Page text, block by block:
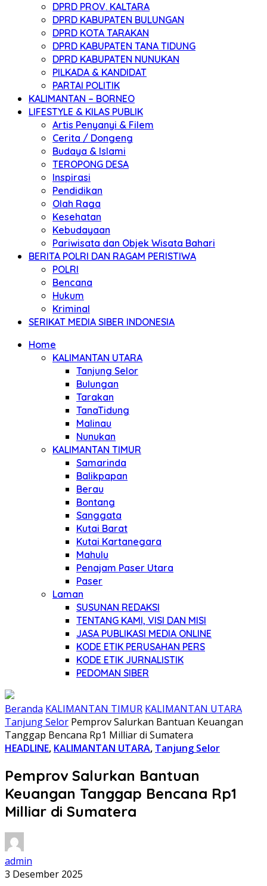
DPRD PROV. KALTARA
DPRD KABUPATEN BULUNGAN
DPRD KOTA TARAKAN
DPRD KABUPATEN TANA TIDUNG
DPRD KABUPATEN NUNUKAN
PILKADA & KANDIDAT
PARTAI POLITIK
KALIMANTAN – BORNEO
LIFESTYLE & KILAS PUBLIK
Artis Penyanyi & Filem
Cerita / Dongeng
Budaya & Islami
TEROPONG DESA
Inspirasi
Pendidikan
Olah Raga
Kesehatan
Kebudayaan
Pariwisata dan Objek Wisata Bahari
BERITA POLRI DAN RAGAM PERISTIWA
POLRI
Bencana
Hukum
Kriminal
SERIKAT MEDIA SIBER INDONESIA
Home
KALIMANTAN UTARA
Tanjung Selor
Bulungan
Tarakan
TanaTidung
Malinau
Nunukan
KALIMANTAN TIMUR
Samarinda
Balikpapan
Berau
Bontang
Sanggata
Kutai Barat
Kutai Kartanegara
Mahulu
Penajam Paser Utara
Paser
Laman
SUSUNAN REDAKSI
TENTANG KAMI, VISI DAN MISI
JASA PUBLIKASI MEDIA ONLINE
KODE ETIK PERUSAHAN PERS
KODE ETIK JURNALISTIK
PEDOMAN SIBER
Beranda KALIMANTAN TIMUR KALIMANTAN UTARA
Tanjung Selor Pemprov Salurkan Bantuan Keuangan
Tanggap Bencana Rp1 Milliar di Sumatera
HEADLINE, KALIMANTAN UTARA, Tanjung Selor
Pemprov Salurkan Bantuan
Keuangan Tanggap Bencana Rp1
Milliar di Sumatera
admin
3 Desember 2025